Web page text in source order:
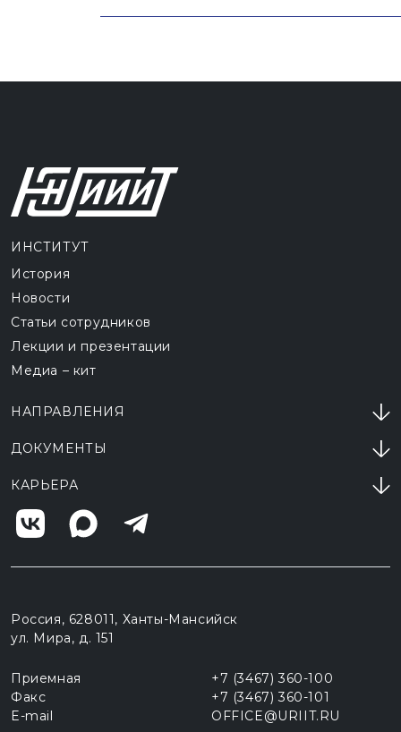
ИНСТИТУТ
История
Новости
Статьи сотрудников
Лекции и презентации
Медиа – кит
НАПРАВЛЕНИЯ
ДОКУМЕНТЫ
КАРЬЕРА
Россия, 628011, Ханты-Мансийск
ул. Мира, д. 151
Приемная
+7 (3467) 360-100
Факс
+7 (3467) 360-101
E-mail
OFFICE@URIIT.RU